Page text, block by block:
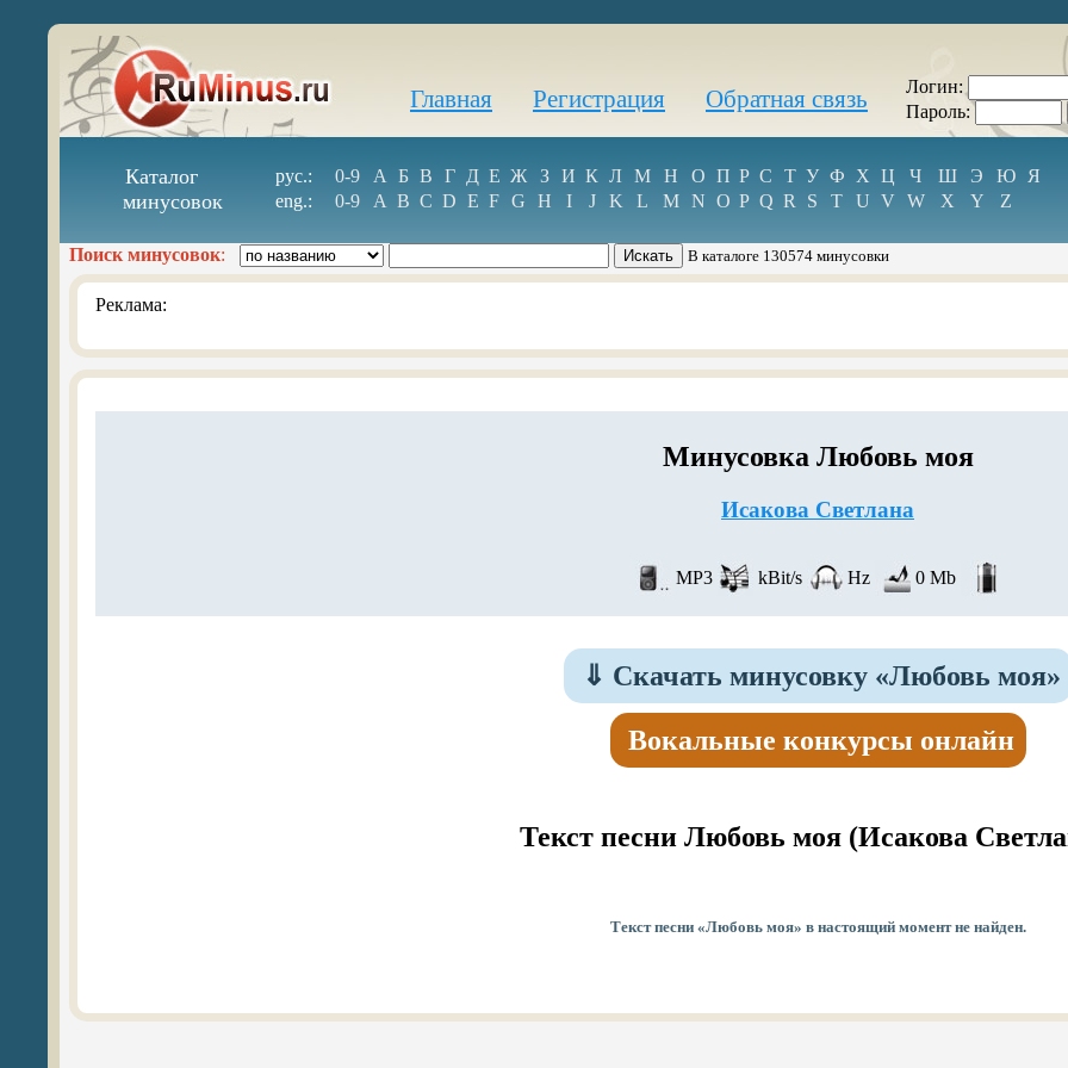
Главная Регистрация Обратная связь
Логин:
Пароль:
Каталог
минусовок
рус.: 0-9 А Б В Г Д Е Ж З И К Л М Н О П Р С Т У Ф Х Ц Ч Ш Э Ю Я
eng.:
0-9 A B C D E F G H I J K L M N O P Q R S T U V W X Y Z
Поиск минусовок: В каталоге 130574 минусовки
Реклама:
Минусовка Любовь моя
Исакова Светлана
MP3 kBit/s Hz 0 Mb
⇓ Скачать минусовку «Любовь моя»
Вокальные конкурсы онлайн
Текст песни Любовь моя(Исакова
Текст песни «Любовь моя» в настоящий момент не найден.